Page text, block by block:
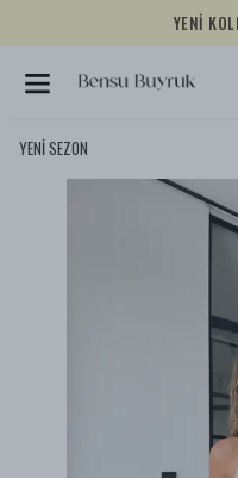
YENİ
YENİ SEZON